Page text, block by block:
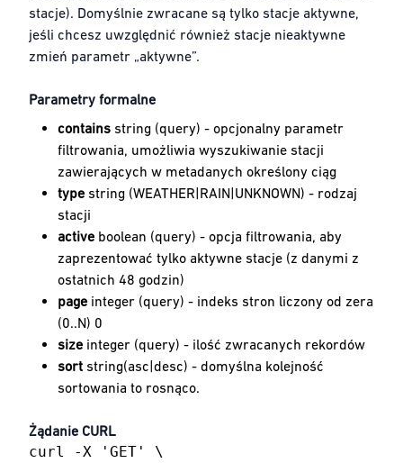
stacje). Domyślnie zwracane są tylko stacje aktywne,
jeśli chcesz uwzględnić również stacje nieaktywne
zmień parametr „aktywne”.
Parametry formalne
contains string (query) - opcjonalny parametr
filtrowania, umożliwia wyszukiwanie stacji
zawierających w metadanych określony ciąg
type string (WEATHER|RAIN|UNKNOWN) - rodzaj
stacji
active boolean (query) - opcja filtrowania, aby
zaprezentować tylko aktywne stacje (z danymi z
ostatnich 48 godzin)
page integer (query) - indeks stron liczony od zera
(0..N) 0
size integer (query) - ilość zwracanych rekordów
sort string(asc|desc) - domyślna kolejność
sortowania to rosnąco.
Żądanie CURL
curl -X 'GET' \